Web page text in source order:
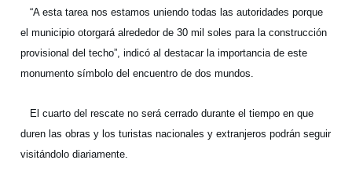
“A esta tarea nos estamos uniendo todas las autoridades porque
el municipio otorgará alrededor de 30 mil soles para la construcción
provisional del techo”, indicó al destacar la importancia de este
monumento símbolo del encuentro de dos mundos.
El cuarto del rescate no será cerrado durante el tiempo en que
duren las obras y los turistas nacionales y extranjeros podrán seguir
visitándolo diariamente.